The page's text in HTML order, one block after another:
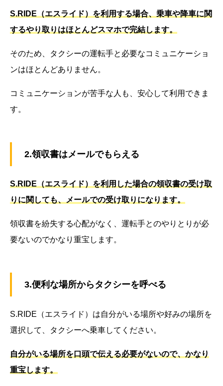
S.RIDE（エスライド）を利用する場合、乗車や降車に関
するやり取りはほとんどスマホで完結します。
そのため、タクシーの運転手と必要なコミュニケーショ
ンはほとんどありません。
コミュニケーションが苦手な人も、安心して利用できま
す。
2.領収書はメールでもらえる
S.RIDE（エスライド）を利用した場合の領収書の受け取
りに関しても、メールでの受け取りになります。
領収書を紛失する心配がなく、運転手とのやりとりが必
要ないのでかなり重宝します。
3.便利な場所からタクシーを呼べる
S.RIDE（エスライド）は自分がいる場所や好みの場所を
選択して、タクシーへ乗車してください。
自分がいる場所を口頭で伝える必要がないので、かなり
重宝します。